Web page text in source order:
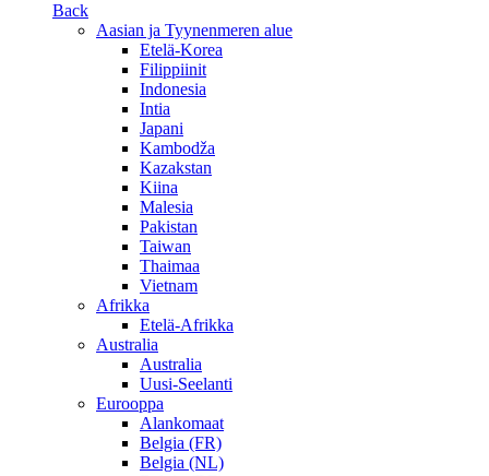
Back
Aasian ja Tyynenmeren alue
Etelä-Korea
Filippiinit
Indonesia
Intia
Japani
Kambodža
Kazakstan
Kiina
Malesia
Pakistan
Taiwan
Thaimaa
Vietnam
Afrikka
Etelä-Afrikka
Australia
Australia
Uusi-Seelanti
Eurooppa
Alankomaat
Belgia (FR)
Belgia (NL)